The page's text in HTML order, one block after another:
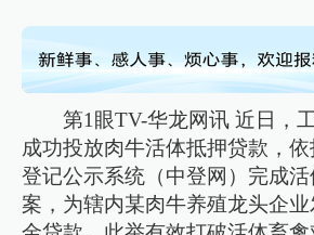
第1眼TV-华龙网讯 近日，
成功投放肉牛活体抵押贷款，
登记公示系统（中登网）完成
案，为辖内某肉牛养殖龙头企